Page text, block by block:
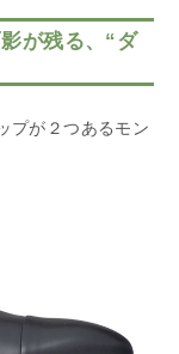
が残る、“ダ
プが２つあるモン